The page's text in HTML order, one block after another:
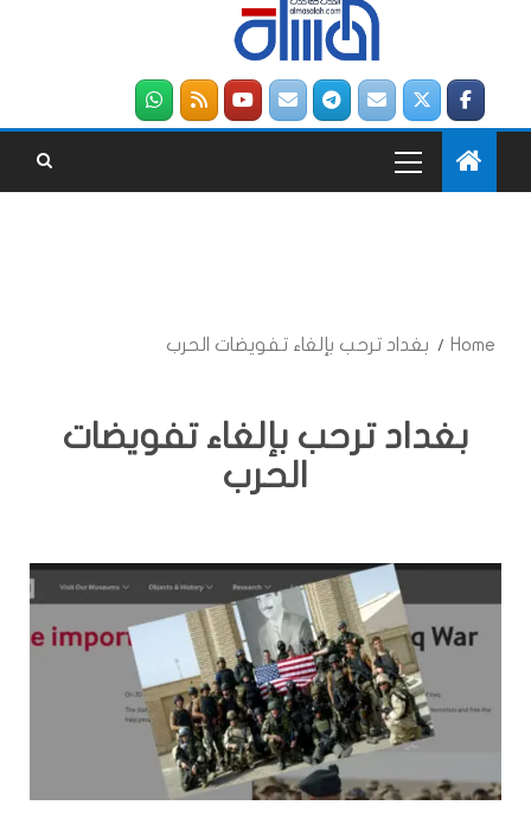
Home بغداد ترحب بإلغاء تفويضات الحرب
بغداد ترحب بإلغاء تفويضات
الحرب